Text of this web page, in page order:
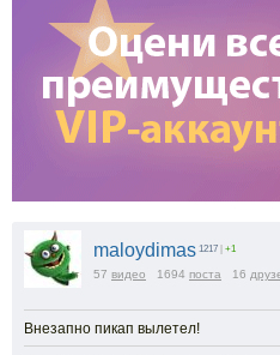
maloydimas 1217 +1
57 видео 1694 поста 16
Внезапно пикап вылетел!